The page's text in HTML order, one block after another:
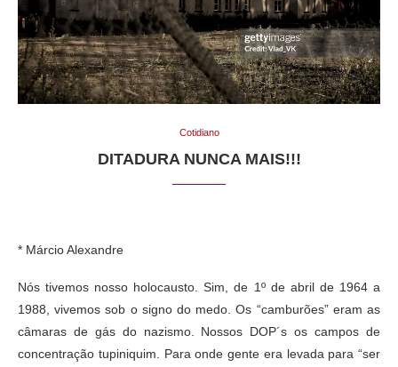
Cotidiano
DITADURA NUNCA MAIS!!!
* Márcio Alexandre
Nós tivemos nosso holocausto. Sim, de 1º de abril de 1964 a
1988, vivemos sob o signo do medo. Os “camburões” eram as
câmaras de gás do nazismo. Nossos DOP´s os campos de
concentração tupiniquim. Para onde gente era levada para “ser